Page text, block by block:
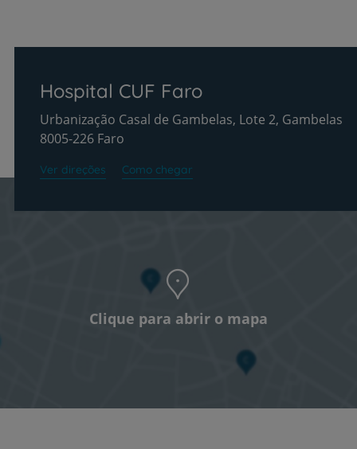
Hospital CUF Faro
Urbanização Casal de Gambelas, Lote 2, Gambelas
8005-226 Faro
Ver direções Como chegar
Clique para abrir o mapa